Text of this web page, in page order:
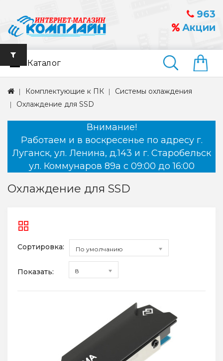
963
Акции
Найти
Каталог
Комплектующие к ПК
Системы охлаждения
Охлаждение для SSD
Внимание!
Работаем и в воскресенье по адресу г.
Луганск, ул. Ленина, д.143 и г. Старобельск
ул. Коммунаров 89а с 09:00 до 16:00
Охлаждение для SSD
Сортировка: По умолчанию
Показать: 8